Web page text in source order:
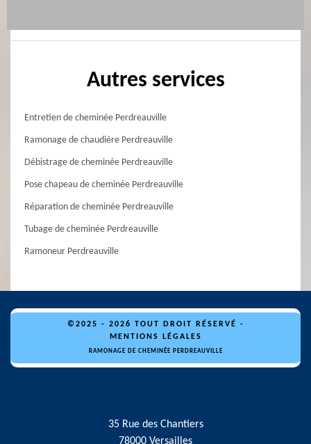
Autres services
Entretien de cheminée Perdreauville
Ramonage de chaudière Perdreauville
Débistrage de cheminée Perdreauville
Pose chapeau de cheminée Perdreauville
Réparation de cheminée Perdreauville
Tubage de cheminée Perdreauville
Ramoneur Perdreauville
©2025 - 2026 TOUT DROIT RÉSERVÉ -
MENTIONS LÉGALES
RAMONAGE DE CHEMINÉE PERDREAUVILLE
35 Rue des Chantiers
78000 Versailles